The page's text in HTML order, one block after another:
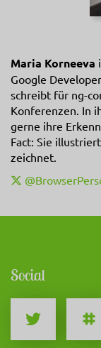
Maria Korneeva
Google
schreibt für ng-
Konferenzen. In
gerne ihre
Fact: Sie
zeichnet.
Social